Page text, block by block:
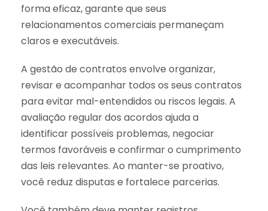
forma eficaz, garante que seus
relacionamentos comerciais permaneçam
claros e executáveis.
A gestão de contratos envolve organizar,
revisar e acompanhar todos os seus contratos
para evitar mal-entendidos ou riscos legais. A
avaliação regular dos acordos ajuda a
identificar possíveis problemas, negociar
termos favoráveis e confirmar o cumprimento
das leis relevantes. Ao manter-se proativo,
você reduz disputas e fortalece parcerias.